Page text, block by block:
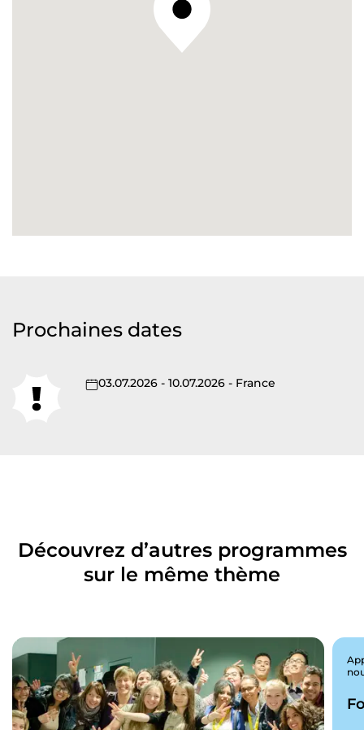
Prochaines dates
03.07.2026 - 10.07.2026 - France
Découvrez d’autres programmes
sur le même thème